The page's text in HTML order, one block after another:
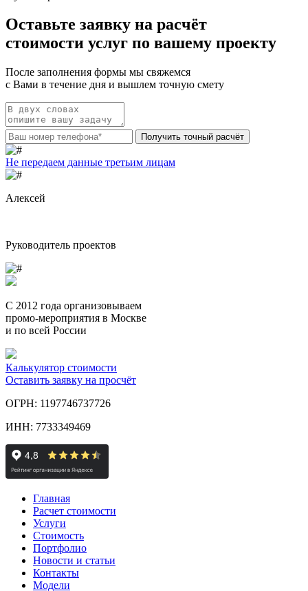
Оставьте заявку на расчёт
стоимости услуг по вашему проекту
После заполнения формы мы свяжемся
с Вами в течение дня и вышлем точную смету
Получить точный расчёт
Не передаем данные третьим лицам
Алексей
Руководитель проектов
С 2012 года организовываем
промо-мероприятия в Москве
и по всей России
Калькулятор стоимости
Оставить заявку на просчёт
ОГРН: 1197746737726
ИНН: 7733349469
Главная
Расчет стоимости
Услуги
Стоимость
Портфолио
Новости и статьи
Контакты
Модели